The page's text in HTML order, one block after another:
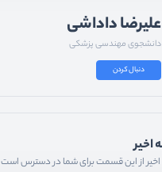
علیرضا داداشی
دانشجوی مهندسی پزشکی
دنبال کردن